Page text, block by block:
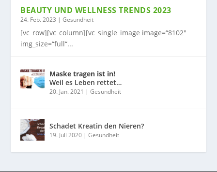
BEAUTY UND WELLNESS TRENDS 2023
24. Feb. 2023 |Gesundheit
[vc_row][vc_column][vc_single_image image=“8102″
img_size=“full“...
Maske tragen ist in!
Weil es Leben rettet…
20. Jan. 2021 |Gesundheit
Schadet Kreatin den Nieren?
19. Juli 2020 |Gesundheit